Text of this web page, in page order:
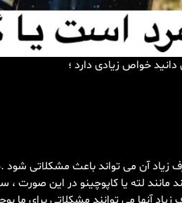
خواص زیادی دارد ؛
آن می تواند باعث مشکلاتی شود
مانند لته یا کاپوچینو در این صورت